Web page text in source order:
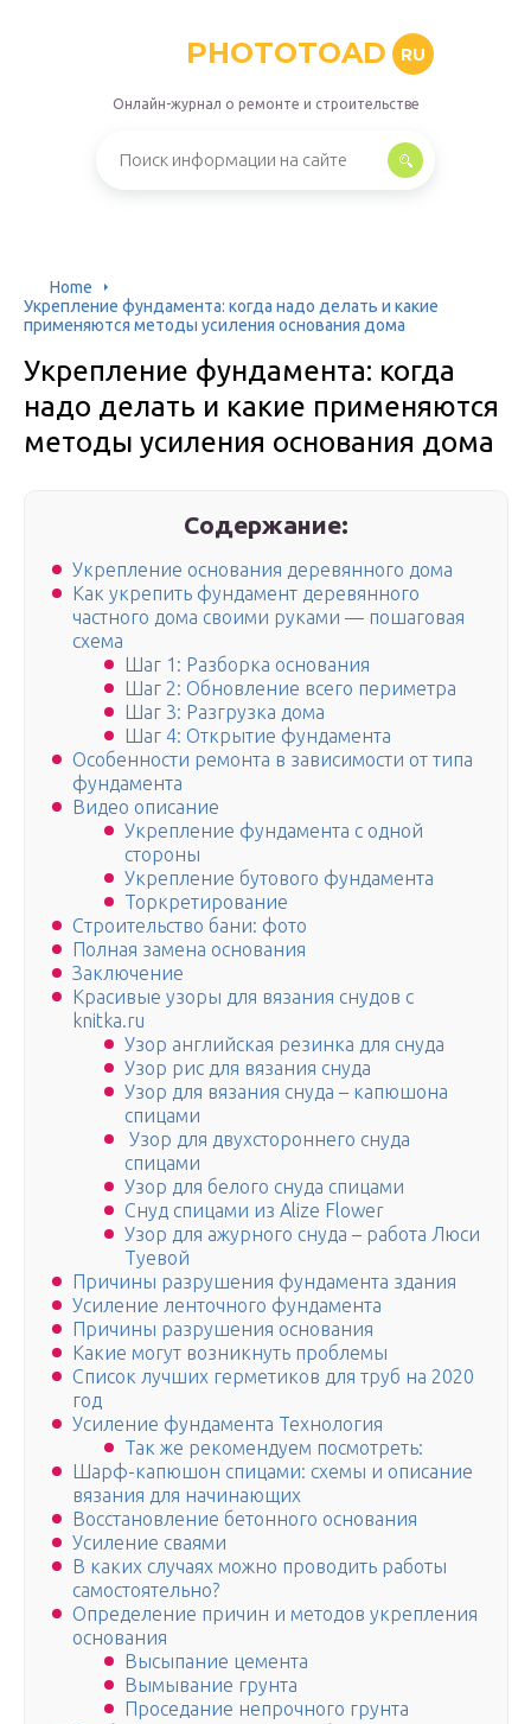
PHOTOTOAD RU
Онлайн-журнал о ремонте и строительстве
Home
Укрепление фундамента: когда надо делать и какие
применяются методы усиления основания дома
Укрепление фундамента: когда
надо делать и какие применяются
методы усиления основания дома
Содержание:
Укрепление основания деревянного дома
Как укрепить фундамент деревянного
частного дома своими руками — пошаговая
схема
Шаг 1: Разборка основания
Шаг 2: Обновление всего периметра
Шаг 3: Разгрузка дома
Шаг 4: Открытие фундамента
Особенности ремонта в зависимости от типа
фундамента
Видео описание
Укрепление фундамента с одной
стороны
Укрепление бутового фундамента
Торкретирование
Строительство бани: фото
Полная замена основания
Заключение
Красивые узоры для вязания снудов с
knitka.ru
Узор английская резинка для снуда
Узор рис для вязания снуда
Узор для вязания снуда – капюшона
спицами
Узор для двухстороннего снуда
спицами
Узор для белого снуда спицами
Снуд спицами из Alize Flower
Узор для ажурного снуда – работа Люси
Туевой
Причины разрушения фундамента здания
Усиление ленточного фундамента
Причины разрушения основания
Какие могут возникнуть проблемы
Список лучших герметиков для труб на 2020
год
Усиление фундамента Технология
Так же рекомендуем посмотреть:
Шарф-капюшон спицами: схемы и описание
вязания для начинающих
Восстановление бетонного основания
Усиление сваями
В каких случаях можно проводить работы
самостоятельно?
Определение причин и методов укрепления
основания
Высыпание цемента
Вымывание грунта
Проседание непрочного грунта